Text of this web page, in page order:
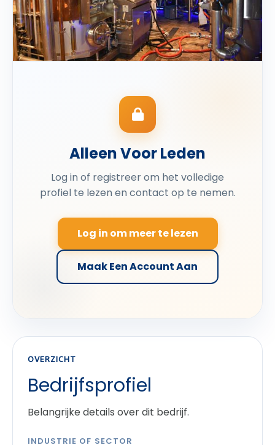
Alleen Voor Leden
Log in of registreer om het volledige
profiel te lezen en contact op te nemen.
Log in om meer te lezen
Maak Een Account Aan
OVERZICHT
Bedrijfsprofiel
Belangrijke details over dit bedrijf.
INDUSTRIE OF SECTOR